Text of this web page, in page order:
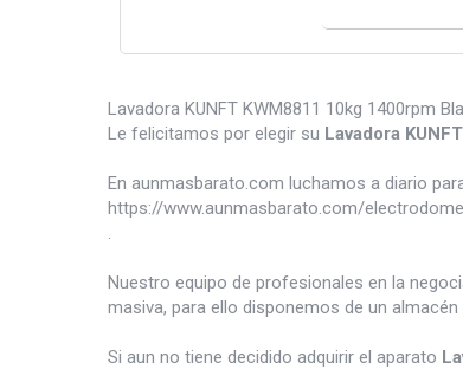
Lavadora KUNFT KWM8811 10kg 1400rpm
Le felicitamos por elegir su Lavadora
En aunmasbarato.com luchamos a diario
https://www.aunmasbarato.com/
.
Nuestro equipo de profesionales en la
masiva, para ello disponemos de un
Si aun no tiene decidido adquirir el aparato